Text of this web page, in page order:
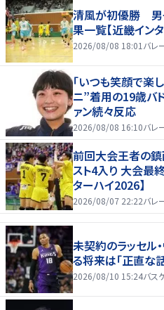
清風が初優勝 男
果一覧【近畿イン
2026/08/08 18:01 バレ
「いつも笑顔で楽
ニ”着用の19歳バド
ァン続々反応
2026/08/08 16:10バレ
前回大会王者の
スト4入り 大会最
ターハイ2026】
2026/08/07 22:22バレ
未契約のラッセル
る将来は「正直な
2026/08/10 15:24バス